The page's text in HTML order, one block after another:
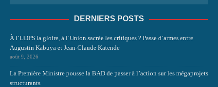
DERNIERS POSTS
À l’UDPS la gloire, à l’Union sacrée les critiques ? Passe d’armes entre
Augustin Kabuya et Jean-Claude Katende
août 9, 2026
La Première Ministre pousse la BAD de passer à l’action sur les mégaprojets
structurants